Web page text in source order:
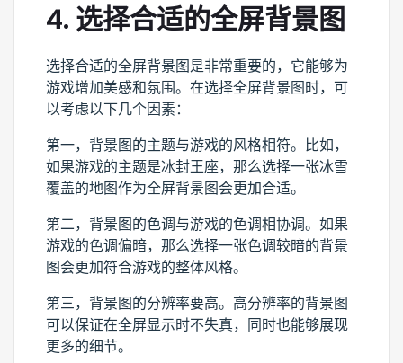
4. 选择合适的全屏背景图
选择合适的全屏背景图是非常重要的，它能够为
游戏增加美感和氛围。在选择全屏背景图时，可
以考虑以下几个因素：
第一，背景图的主题与游戏的风格相符。比如，
如果游戏的主题是冰封王座，那么选择一张冰雪
覆盖的地图作为全屏背景图会更加合适。
第二，背景图的色调与游戏的色调相协调。如果
游戏的色调偏暗，那么选择一张色调较暗的背景
图会更加符合游戏的整体风格。
第三，背景图的分辨率要高。高分辨率的背景图
可以保证在全屏显示时不失真，同时也能够展现
更多的细节。